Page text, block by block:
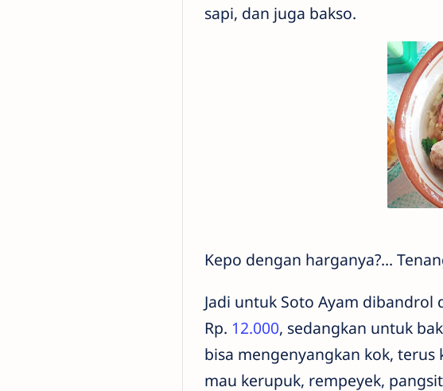
sapi, dan juga bakso.
Kepo dengan harganya?...
Jadi untuk Soto Ayam
Rp. 12.000, sedangkan untuk
bisa mengenyangkan kok,
mau kerupuk, rempeyek,